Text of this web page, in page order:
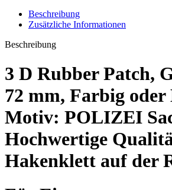
Beschreibung
Zusätzliche Informationen
Beschreibung
3 D Rubber Patch,
72 mm, Farbig oder
Motiv: POLIZEI
Hochwertige
Hakenklett auf der